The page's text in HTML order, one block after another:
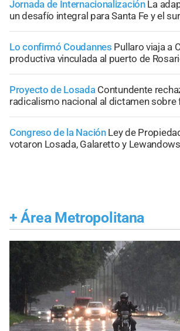
Jornada de Internacionalización La
un desafío integral para Santa Fe y el
Lo confirmó Coudannes Pullaro viaja a
productiva vinculada al puerto de
Proyecto de Losada Contundente
radicalismo nacional al dictamen sobre
Congreso de la Nación Ley de
votaron Losada, Galaretto y
+ Área Metropolitana